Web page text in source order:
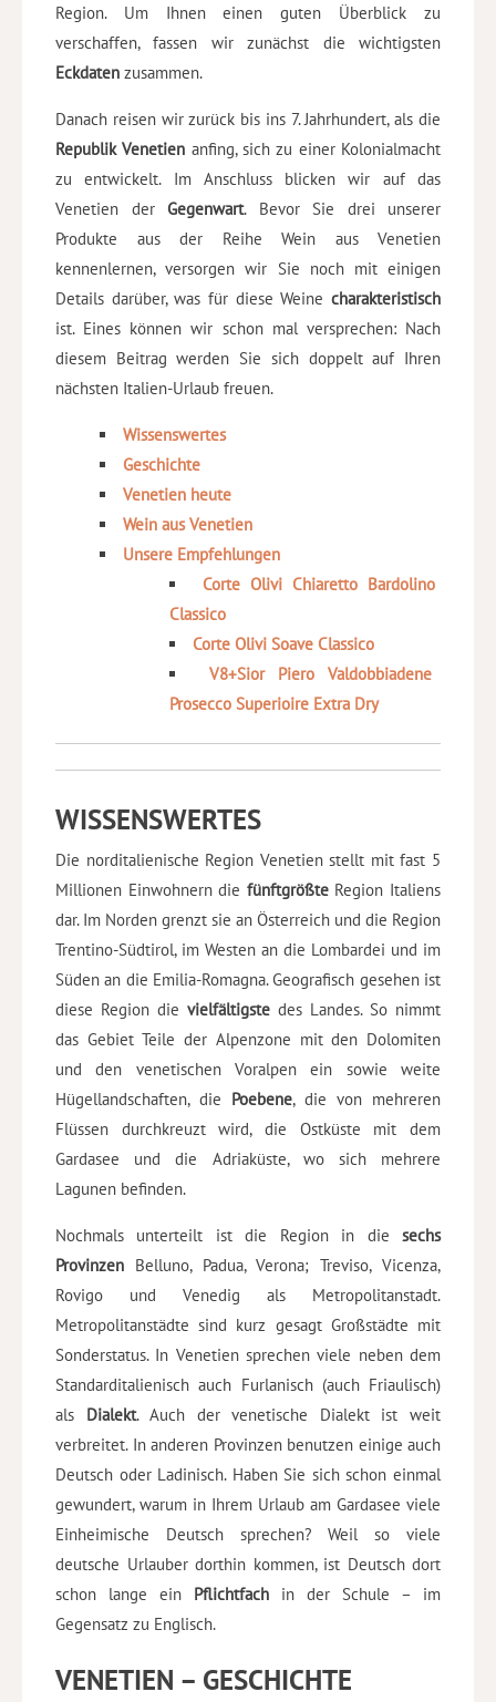
Region. Um Ihnen einen guten Überblick zu
verschaffen, fassen wir zunächst die wichtigsten
Eckdaten zusammen.
Danach reisen wir zurück bis ins 7. Jahrhundert, als die
Republik Venetien anfing, sich zu einer Kolonialmacht
zu entwickelt. Im Anschluss blicken wir auf das
Venetien der Gegenwart. Bevor Sie drei unserer
Produkte aus der Reihe Wein aus Venetien
kennenlernen, versorgen wir Sie noch mit einigen
Details darüber, was für diese Weine charakteristisch
ist. Eines können wir schon mal versprechen: Nach
diesem Beitrag werden Sie sich doppelt auf Ihren
nächsten Italien-Urlaub freuen.
Wissenswertes
Geschichte
Venetien heute
Wein aus Venetien
Unsere Empfehlungen
Corte Olivi Chiaretto Bardolino
Classico
Corte Olivi Soave Classico
V8+Sior Piero Valdobbiadene
Prosecco Superioire Extra Dry
WISSENSWERTES
Die norditalienische Region Venetien stellt mit fast 5
Millionen Einwohnern die fünftgrößteRegion Italiens
dar. Im Norden grenzt sie an Österreich und die Region
Trentino-Südtirol, im Westen an die Lombardei und im
Süden an die Emilia-Romagna. Geografisch gesehen ist
diese Region die vielfältigste des Landes. So nimmt
das Gebiet Teile der Alpenzone mit den Dolomiten
und den venetischen Voralpen ein sowie weite
Hügellandschaften, die Poebene, die von mehreren
Flüssen durchkreuzt wird, die Ostküste mit dem
Gardasee und die Adriaküste, wo sich mehrere
Lagunen befinden.
Nochmals unterteilt ist die Region in die sechs
Provinzen Belluno, Padua, Verona; Treviso, Vicenza,
Rovigo und Venedig als Metropolitanstadt.
Metropolitanstädte sind kurz gesagt Großstädte mit
Sonderstatus. In Venetien sprechen viele neben dem
Standarditalienisch auch Furlanisch (auch Friaulisch)
als Dialekt. Auch der venetische Dialekt ist weit
verbreitet. In anderen Provinzen benutzen einige auch
Deutsch oder Ladinisch. Haben Sie sich schon einmal
gewundert, warum in Ihrem Urlaub am Gardasee viele
Einheimische Deutsch sprechen? Weil so viele
deutsche Urlauber dorthin kommen, ist Deutsch dort
schon lange ein Pflichtfach in der Schule – im
Gegensatz zu Englisch.
VENETIEN – GESCHICHTE